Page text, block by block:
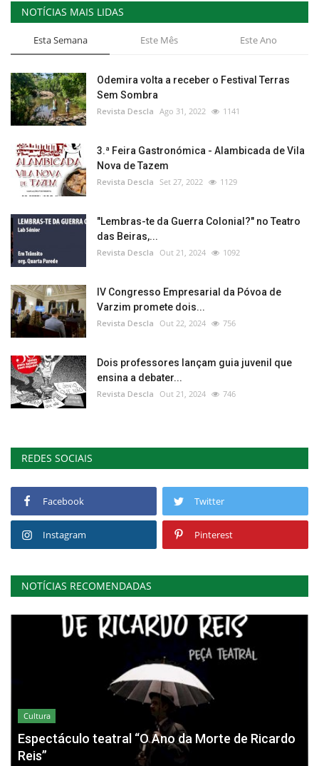
NOTÍCIAS MAIS LIDAS
Esta Semana Este Mês Este Ano
Odemira volta a receber o Festival Terras
Sem Sombra
Revista Descla Ago 31, 2022 1141
3.ª Feira Gastronómica - Alambicada de Vila
Nova de Tazem
Revista Descla Set 27, 2022 1129
"Lembras-te da Guerra Colonial?" no Teatro
das Beiras,...
Revista Descla Out 21, 2024 1092
IV Congresso Empresarial da Póvoa de
Varzim promete dois...
Revista Descla Out 22, 2024 756
Dois professores lançam guia juvenil que
ensina a debater...
Revista Descla Out 21, 2024 746
REDES SOCIAIS
Facebook Twitter
Instagram Pinterest
NOTÍCIAS RECOMENDADAS
Cultura
Espectáculo teatral “O Ano da Morte de Ricardo
Reis”